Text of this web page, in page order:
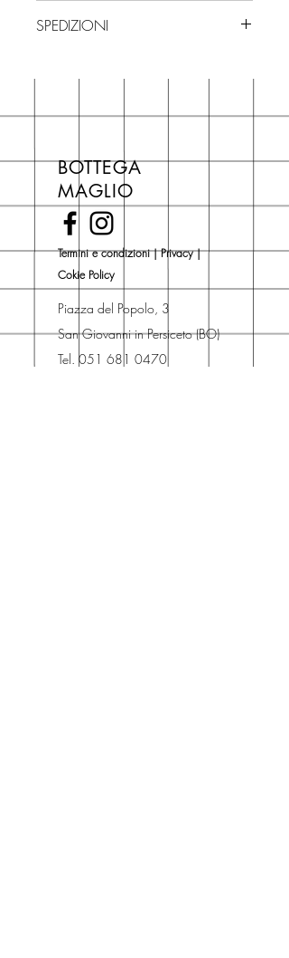
Editore: Newton Compton Editori
Numero pagine: 448
SPEDIZIONI
3/4 giorni, secondo disponibilità
di copertina, escluse le ultime
novità Maglio Editore (vedi etichetta
Novità).
Una volta nel carrello puoi decidere
se acquistare sul sito con
spedizione con corriere o se
risparmiare sulle spese di
spedizione e ritirare il libro presso
Libreria degli Orsi, Piazza del
Popolo 3, 40017
BOTTEGA
MAGLIO
Termini e condizioni|Privacy|
Cokie Policy
Piazza del Popolo, 3
San Giovanni in Persiceto (BO)
Tel. 051 681 0470